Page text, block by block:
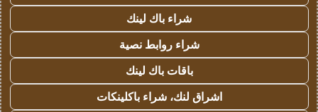
شراء باك لينك
شراء روابط نصية
باقات باك لينك
اشراق لنك، شراء باكلينكات